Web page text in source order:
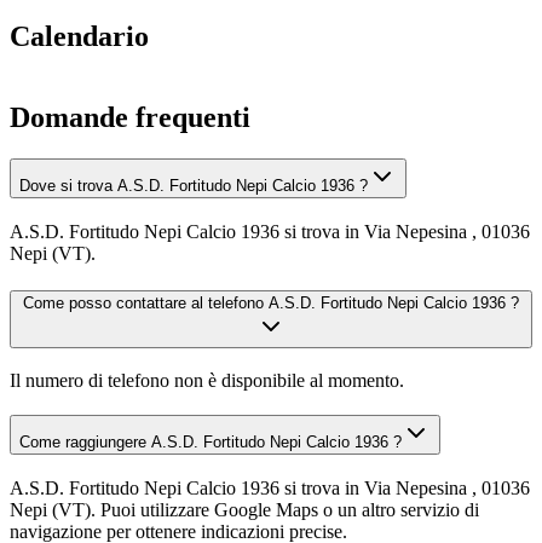
Calendario
Domande frequenti
Dove si trova A.S.D. Fortitudo Nepi Calcio 1936 ?
A.S.D. Fortitudo Nepi Calcio 1936 si trova in Via Nepesina , 01036
Nepi (VT).
Come posso contattare al telefono A.S.D. Fortitudo Nepi Calcio 1936 ?
Il numero di telefono non è disponibile al momento.
Come raggiungere A.S.D. Fortitudo Nepi Calcio 1936 ?
A.S.D. Fortitudo Nepi Calcio 1936 si trova in Via Nepesina , 01036
Nepi (VT). Puoi utilizzare Google Maps o un altro servizio di
navigazione per ottenere indicazioni precise.